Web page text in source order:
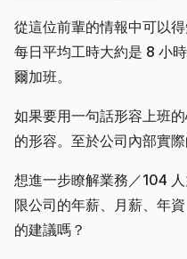
從這位前輩的情報中可以
每日平均工時大約是 8 小
爾加班。
如果要用一句話形容上班
的形容。至於公司內部實際
想進一步瞭解業務／104
限公司的年薪、月薪、年
的建議嗎？